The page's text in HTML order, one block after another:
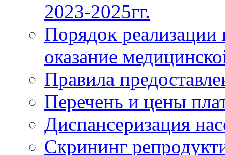
2023-2025гг.
Порядок реализации
оказание
Правила
Перечень и цены
Диспансеризация
Скрининг